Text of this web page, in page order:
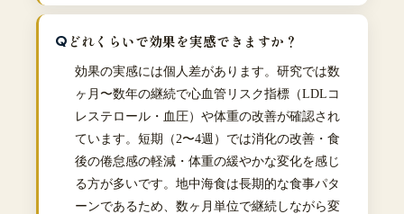
どれくらいで効果を実感できますか？
効果の実感には個人差があります。研究では数
ヶ月〜数年の継続で心血管リスク指標（LDLコ
レステロール・血圧）や体重の改善が確認され
ています。短期（2〜4週）では消化の改善・食
後の倦怠感の軽減・体重の緩やかな変化を感じ
る方が多いです。地中海食は長期的な食事パタ
ーンであるため、数ヶ月単位で継続しながら変